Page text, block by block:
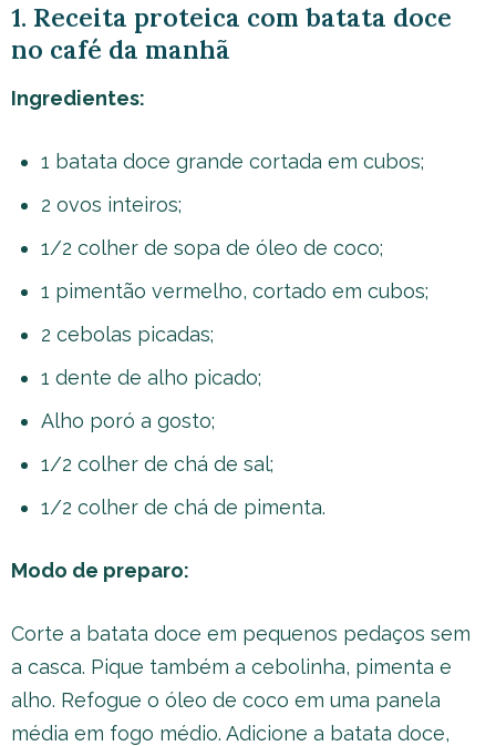
1. Receita proteica com batata doce
no café da manhã
Ingredientes:
1 batata doce grande cortada em cubos;
2 ovos inteiros;
1/2 colher de sopa de óleo de coco;
1 pimentão vermelho, cortado em cubos;
2 cebolas picadas;
1 dente de alho picado;
Alho poró a gosto;
1/2 colher de chá de sal;
1/2 colher de chá de pimenta.
Modo de preparo:
Corte a batata doce em pequenos pedaços sem
a casca. Pique também a cebolinha, pimenta e
alho. Refogue o óleo de coco em uma panela
média em fogo médio. Adicione a batata doce,